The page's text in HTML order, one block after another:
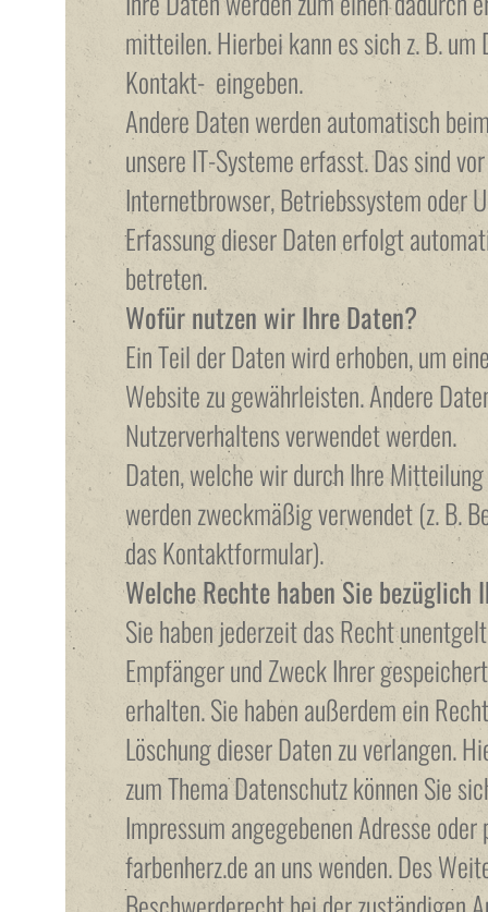
mitteilen. Hierbei kann es sich z. B. um
Kontakt- eingeben.
Andere Daten werden automatisch
unsere IT-Systeme erfasst. Das sind
Internetbrowser, Betriebssystem oder
Erfassung dieser Daten erfolgt
betreten.
Wofür nutzen wir Ihre Daten?
Ein Teil der Daten wird erhoben, um
Website zu gewährleisten. Andere
Nutzerverhaltens verwendet werden.
Daten, welche wir durch Ihre
werden zweckmäßig verwendet (z. B.
das Kontaktformular).
Welche Rechte haben Sie bezüglich
Sie haben jederzeit das Recht
Empfänger und Zweck Ihrer
erhalten. Sie haben außerdem ein
Löschung dieser Daten zu verlangen.
zum Thema Datenschutz können Sie
Impressum angegebenen Adresse
farbenherz.de an uns wenden. Des